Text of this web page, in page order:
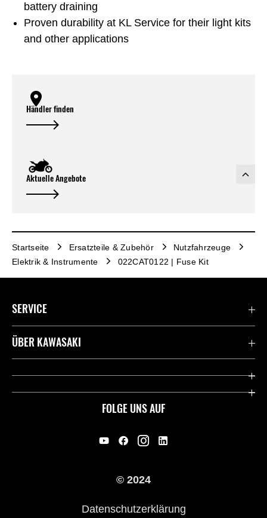
battery draining
Proven durability at KL Service for their light kits
and other applications
Händler finden
Aktuelle Angebote
Startseite Ersatzteile & Zubehör
Nutzfahrzeuge
Elektrik & Instrumente
022CAT0122 | Fuse Kit
FOLGE UNS AUF
SERVICE
Kontaktiere uns
ÜBER KAWASAKI
Kawasaki Deutschland
© 2024
Datenschutzerklärung